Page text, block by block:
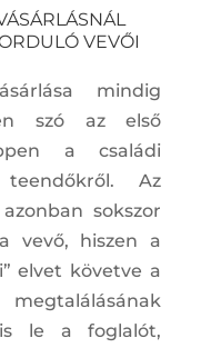
VEVŐI
mindig
szó az első
a családi
Az
sokszor
vevő, hiszen a
elvet követve a
le a foglalót,